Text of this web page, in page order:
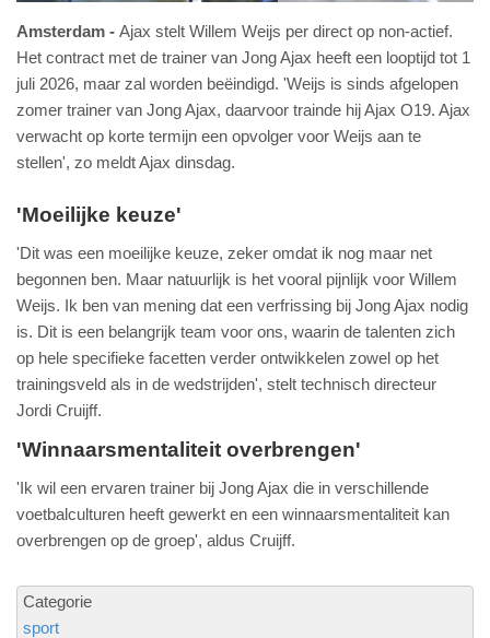
Amsterdam
Ajax stelt Willem Weijs per direct op non-actief.
Het contract met de trainer van Jong Ajax heeft een looptijd tot 1
juli 2026, maar zal worden beëindigd. 'Weijs is sinds afgelopen
zomer trainer van Jong Ajax, daarvoor trainde hij Ajax O19. Ajax
verwacht op korte termijn een opvolger voor Weijs aan te
stellen', zo meldt Ajax dinsdag.
'Moeilijke keuze'
'Dit was een moeilijke keuze, zeker omdat ik nog maar net
begonnen ben. Maar natuurlijk is het vooral pijnlijk voor Willem
Weijs. Ik ben van mening dat een verfrissing bij Jong Ajax nodig
is. Dit is een belangrijk team voor ons, waarin de talenten zich
op hele specifieke facetten verder ontwikkelen zowel op het
trainingsveld als in de wedstrijden', stelt technisch directeur
Jordi Cruijff.
'Winnaarsmentaliteit overbrengen'
'Ik wil een ervaren trainer bij Jong Ajax die in verschillende
voetbalculturen heeft gewerkt en een winnaarsmentaliteit kan
overbrengen op de groep', aldus Cruijff.
Categorie
sport